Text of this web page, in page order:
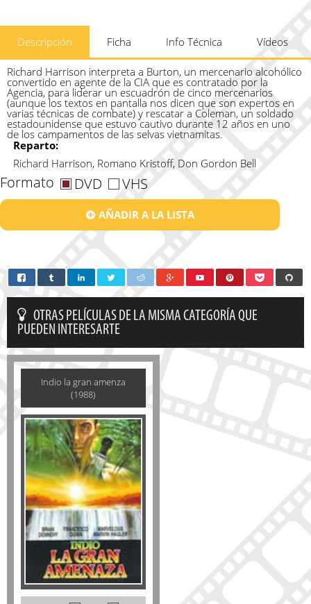
Descripción Ficha Info Técnica Vídeos
Richard Harrison interpreta a Burton, un mercenario alcohólico
convertido en agente de la CIA que es contratado por la
Agencia, para liderar un escuadrón de cinco mercenarios
(aunque los textos en pantalla nos dicen que son expertos en
varias técnicas de combate) y rescatar a Coleman, un soldado
estadounidense que estuvo cautivo durante 12 años en uno
de los campamentos de las selvas vietnamitas.
Reparto:
Richard Harrison, Romano Kristoff, Don Gordon Bell
Formato DVD VHS
AÑADIR A LA LISTA
OTRAS PELÍCULAS DE LA MISMA CATEGORÍA QUE
PUEDEN INTERESARTE
Indio la gran amenza
(1988)